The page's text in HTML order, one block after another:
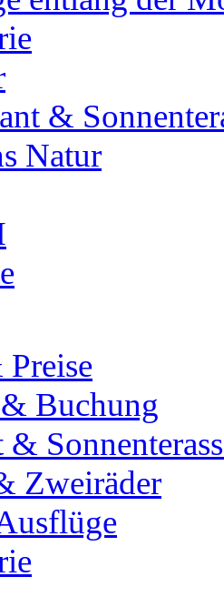
&
Natur
Buchung
&
Zweiräder